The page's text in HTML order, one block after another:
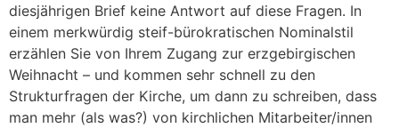
diesjährigen Brief keine Antwort auf diese Fragen. In
einem merkwürdig steif-bürokratischen Nominalstil
erzählen Sie von Ihrem Zugang zur erzgebirgischen
Weihnacht – und kommen sehr schnell zu den
Strukturfragen der Kirche, um dann zu schreiben, dass
man mehr (als was?) von kirchlichen Mitarbeiter/innen